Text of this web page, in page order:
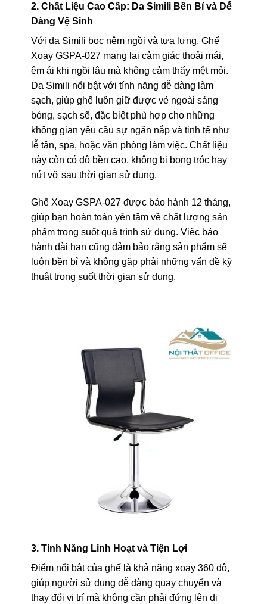
2. Chất Liệu Cao Cấp: Da Simili Bền Bỉ và Dễ
Dàng Vệ Sinh
Với da Simili bọc nệm ngồi và tựa lưng, Ghế
Xoay GSPA-027 mang lại cảm giác thoải mái,
êm ái khi ngồi lâu mà không cảm thấy mệt mỏi.
Da Simili nổi bật với tính năng dễ dàng làm
sạch, giúp ghế luôn giữ được vẻ ngoài sáng
bóng, sạch sẽ, đặc biệt phù hợp cho những
không gian yêu cầu sự ngăn nắp và tinh tế như
lễ tân, spa, hoặc văn phòng làm việc. Chất liệu
này còn có độ bền cao, không bị bong tróc hay
nứt vỡ sau thời gian sử dụng.
Ghế Xoay GSPA-027 được bảo hành 12 tháng,
giúp bạn hoàn toàn yên tâm về chất lượng sản
phẩm trong suốt quá trình sử dụng. Việc bảo
hành dài hạn cũng đảm bảo rằng sản phẩm sẽ
luôn bền bỉ và không gặp phải những vấn đề kỹ
thuật trong suốt thời gian sử dụng.
3. Tính Năng Linh Hoạt và Tiện Lợi
Điểm nổi bật của ghế là khả năng xoay 360 độ,
giúp người sử dụng dễ dàng quay chuyển và
thay đổi vị trí mà không cần phải đứng lên di